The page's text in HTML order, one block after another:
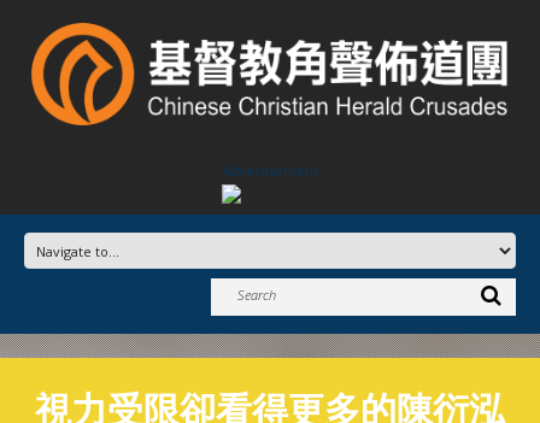
Advertisement
視力受限卻看得更多的陳衍泓